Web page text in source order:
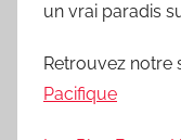
un vrai paradis
Retrouvez notre
Pacifique